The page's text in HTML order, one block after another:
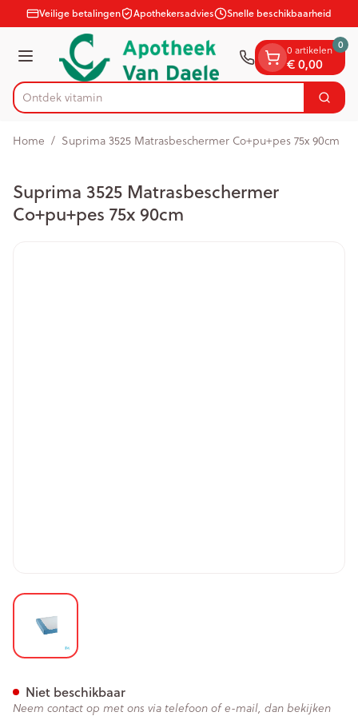
Ga naar de inhoud
1 van 1Veilige betalingen Apothekersadvies Snelle beschikbaarheid
Menu
Product, merk, categorie...
Ontdek Zoek
0 artikelen
€ 0,00
0
Home / Suprima 3525 Matrasbeschermer Co+pu+pes 75x 90cm
Suprima 3525 Matrasbeschermer
Co+pu+pes 75x 90cm
View larger image
Niet beschikbaar
Neem contact op met ons via telefoon of e-mail, dan bekijken